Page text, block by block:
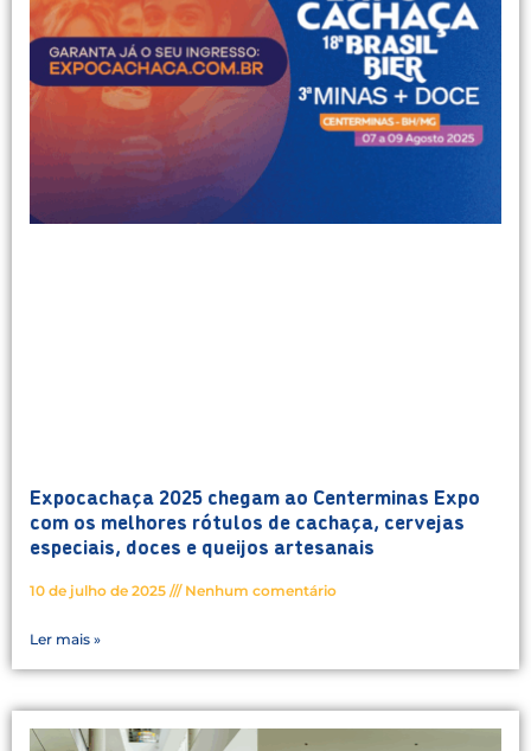
Expocachaça 2025 chegam ao Centerminas Expo
com os melhores rótulos de cachaça, cervejas
especiais, doces e queijos artesanais
10 de julho de 2025 Nenhum comentário
Ler mais »